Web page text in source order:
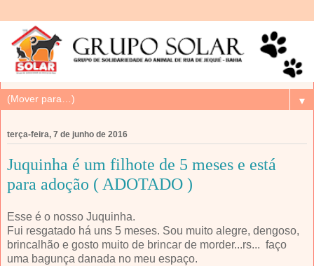
▼
terça-feira, 7 de junho de 2016
Juquinha é um filhote de 5 meses e está
para adoção ( ADOTADO )
Esse é o nosso Juquinha.
Fui resgatado há uns 5 meses. Sou muito alegre, dengoso,
brincalhão e gosto muito de brincar de morder...rs... faço
uma bagunça danada no meu espaço.